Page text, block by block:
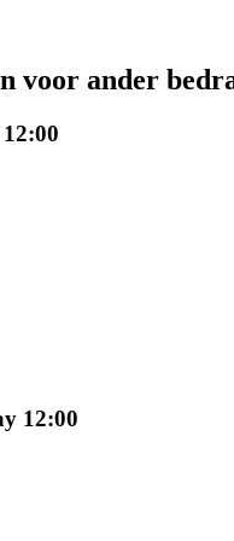
voor ander
12:00